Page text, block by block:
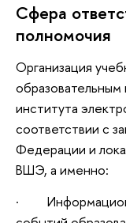
Сфера
полномочия
Организация
института
соответствии с
Федерации и
ВШЭ, а именно:
·